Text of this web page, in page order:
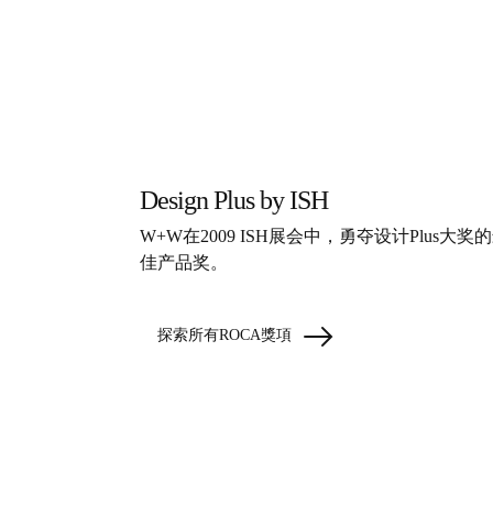
Design Plus by ISH
W+W在2009 ISH展会中，勇夺设计Plus大奖
佳产品奖。
探索所有ROCA獎項